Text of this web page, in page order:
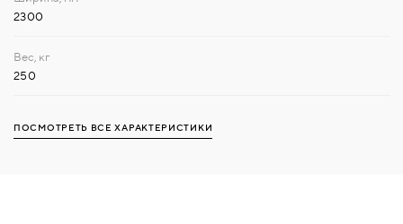
2300
250
ПОСМОТРЕТЬ ВСЕ ХАРАКТЕРИСТИКИ